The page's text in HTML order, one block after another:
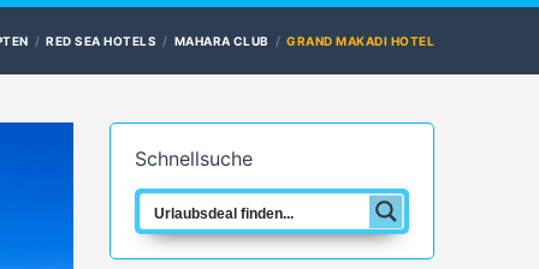
RED SEA HOTELS MAHARA CLUB GRAND MAKADI HOTEL
Schnellsuche